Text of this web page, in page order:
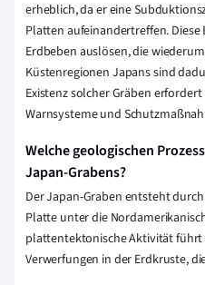
erheblich, da er eine
Platten aufeinandertreffen.
Erdbeben auslösen, die
Küstenregionen Japans sind
Existenz solcher Gräben
Warnsysteme und
Welche geologischen
Japan-Grabens?
Der Japan-Graben entsteht
Platte unter die
plattentektonische Aktivität führt
Verwerfungen in der Erdkruste,